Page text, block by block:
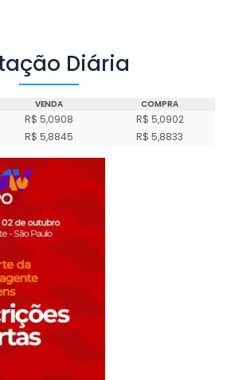
Diária
VENDA COMPRA
R$ 5,0908
R$ 5,0902
R$ 5,8845 R$ 5,8833